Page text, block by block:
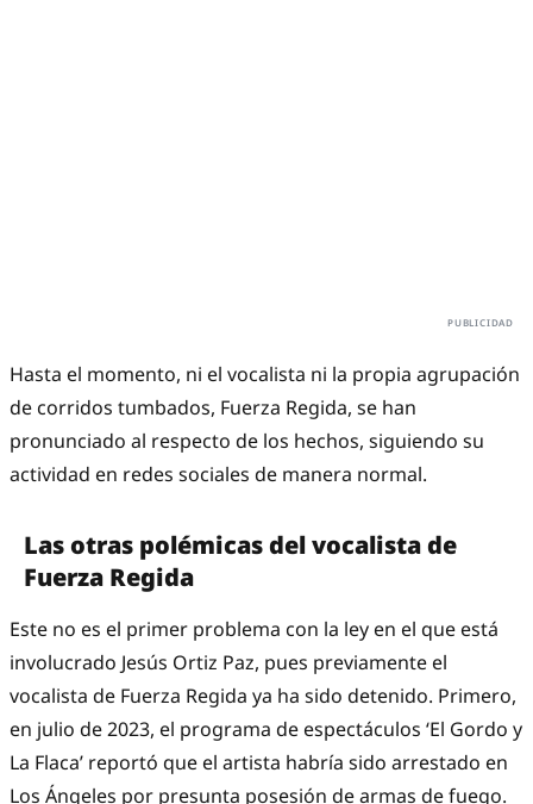
Hasta el momento, ni el vocalista ni la propia agrupación
de corridos tumbados, Fuerza Regida, se han
pronunciado al respecto de los hechos, siguiendo su
actividad en redes sociales de manera normal.
Las otras polémicas del vocalista de
Fuerza Regida
Este no es el primer problema con la ley en el que está
involucrado Jesús Ortiz Paz, pues previamente el
vocalista de Fuerza Regida ya ha sido detenido. Primero,
en julio de 2023, el programa de espectáculos ‘El Gordo y
La Flaca’ reportó que el artista habría sido arrestado en
Los Ángeles por presunta posesión de armas de fuego.